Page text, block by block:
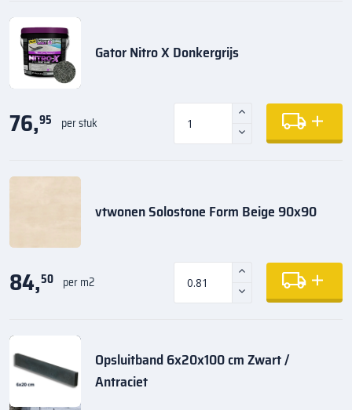
Gator Nitro X Donkergrijs
76,95 per stuk
vtwonen Solostone Form Beige 90x90
84,50 per m2
Opsluitband 6x20x100 cm Zwart /
Antraciet